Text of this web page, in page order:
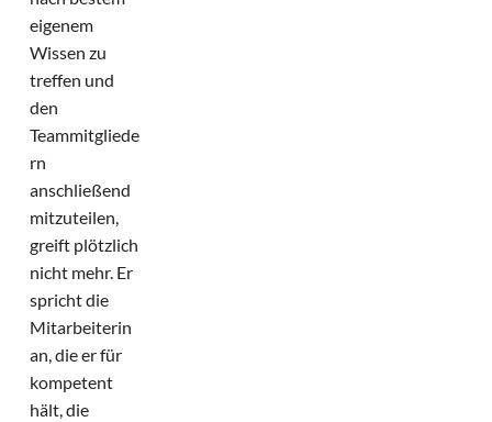
eigenem
Wissen zu
treffen und
den
Teammitgliede
rn
anschließend
mitzuteilen,
greift plötzlich
nicht mehr. Er
spricht die
Mitarbeiterin
an, die er für
kompetent
hält, die